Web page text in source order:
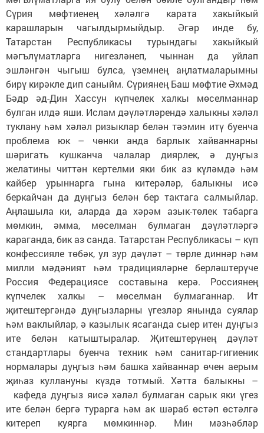
Сүрия мөфтиенең хәләлгә карата хакыйкый
карашларын чагылдырмыйдыр. Әгәр инде бу,
Татарстан Республикасы турындагы хакыйкый
мәгълүматларга нигезләнеп, чыннан да уйлап
эшләнгән чыгыш булса, үземнең аңлатмаларымны
бирү кирәкле дип саныйм. Сүриянең Баш мөфтие Әхмәд
Бәдр әд-Дин Хассун күпчелек халкы мөселманнар
булган илдә яши. Ислам дәүләтләрендә халыкны хәләл
туклану һәм хәләл ризыклар белән тәэмин итү буенча
проблема юк – чөнки анда барлык хайваннарны
шәригать кушканча чалалар диярлек, ә дуңгыз
желатины читтән кертелми яки бик аз күләмдә һәм
кайбер урыннарга гына китерәләр, балыкны исә
беркайчан да дуңгыз белән бер тактага салмыйлар.
Аңлашыла ки, аларда да хәрәм азык-төлек табарга
мөмкин, әмма, мөселман булмаган дәүләтләргә
караганда, бик аз санда. Татарстан Республикасы – күп
конфессияле төбәк, ул зур дәүләт – төрле диннәр һәм
милли мәдәният һәм традицияләрне берләштерүче
Россия Федерациясе составына керә. Россиянең
күпчелек халкы – мөселман булмаганнар. Ит
җитештергәндә дуңгызларны үгезләр янында суялар
һәм ваклыйлар, ә казылык ясаганда сыер итен дуңгыз
ите белән катыштыралар. Җитештерүнең дәүләт
стандартлары буенча техник һәм санитар-гигиеник
нормалары дуңгыз һәм башка хайваннар өчен аерым
җиһаз куллануны күздә тотмый. Хәтта балыкны –
кафеда дуңгыз яисә хәләл булмаган сарык яки үгез
ите белән бергә турарга һәм ак шәраб өстәп өстәлгә
китереп куярга мөмкиннәр. Мин мәзһәбләр